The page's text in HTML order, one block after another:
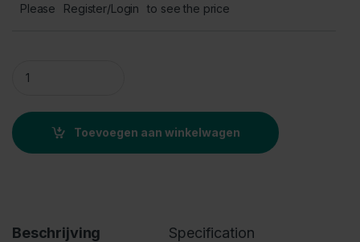
Please Register/Login to see the price
Toevoegen aan winkelwagen
Beschrijving Specification